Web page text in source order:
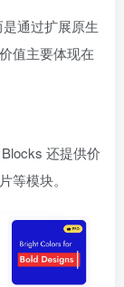
通过扩展原生
值主要体现在
还提供价
等模块。